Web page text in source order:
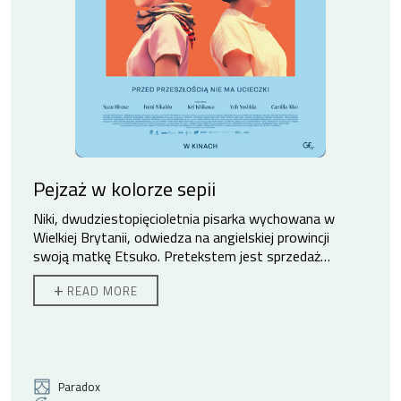
Pejzaż w kolorze sepii
Niki, dwudziestopięcioletnia pisarka wychowana w
Wielkiej Brytanii, odwiedza na angielskiej prowincji
swoją matkę Etsuko. Pretekstem jest sprzedaż
rodzinnego domu, ale za pozornie zwyczajnym
spotkaniem kryje się potrzeba zadania pytań, które
przez lata pozostawały niewypowiedziane. Niki wie
opuściła Japonię jej starsza córka Keiko. Wyznania
+ READ MORE
Paradox